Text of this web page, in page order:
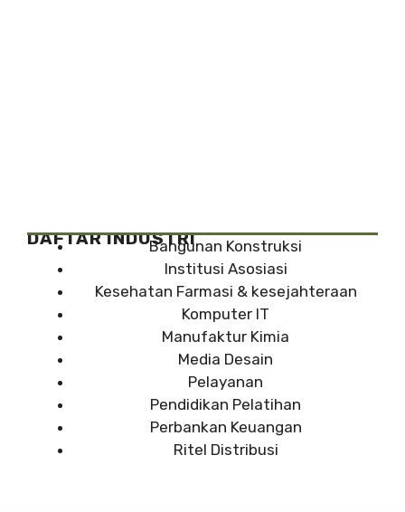
DAFTAR INDUSTRIBangunan Konstruksi
Institusi Asosiasi
Kesehatan Farmasi & kesejahteraan
Komputer IT
Manufaktur Kimia
Media Desain
Pelayanan
Pendidikan Pelatihan
Perbankan Keuangan
Ritel Distribusi